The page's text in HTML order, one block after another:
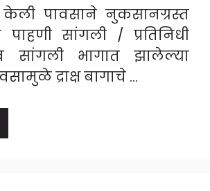
केली पावसाने नुकसानग्रस्त
पाहणी सांगली / प्रतिनिधी
सांगली भागात झालेल्या
द्राक्ष बागाचे …